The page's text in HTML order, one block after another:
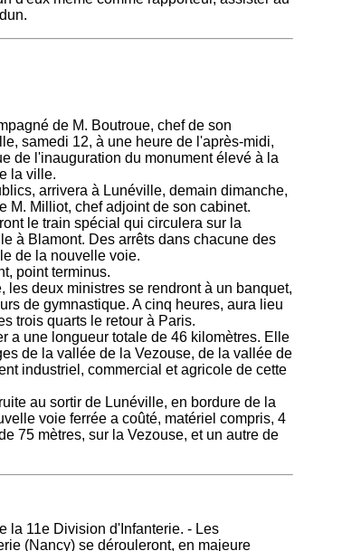
de M. Boutroue, chef de son
samedi 12, à une heure de l'après-midi,
de l'inauguration du monument élevé à la
la ville.
arrivera à Lunéville, demain dimanche,
M. Milliot, chef adjoint de son cabinet.
le train spécial qui circulera sur la
à Blamont. Des arrêts dans chacune des
de la nouvelle voie.
point terminus.
deux ministres se rendront à un banquet,
de gymnastique. A cinq heures, aura lieu
trois quarts le retour à Paris.
a une longueur totale de 46 kilomètres. Elle
de la vallée de la Vezouse, de la vallée de
industriel, commercial et agricole de cette
au sortir de Lunéville, en bordure de la
voie ferrée a coûté, matériel compris, 4
75 mètres, sur la Vezouse, et un autre de
la 11e Division d'Infanterie. - Les
(Nancy) se dérouleront, en majeure